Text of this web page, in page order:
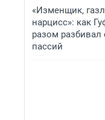
«Изменщик,
нарцисс»: как
разом разбивал
пассий